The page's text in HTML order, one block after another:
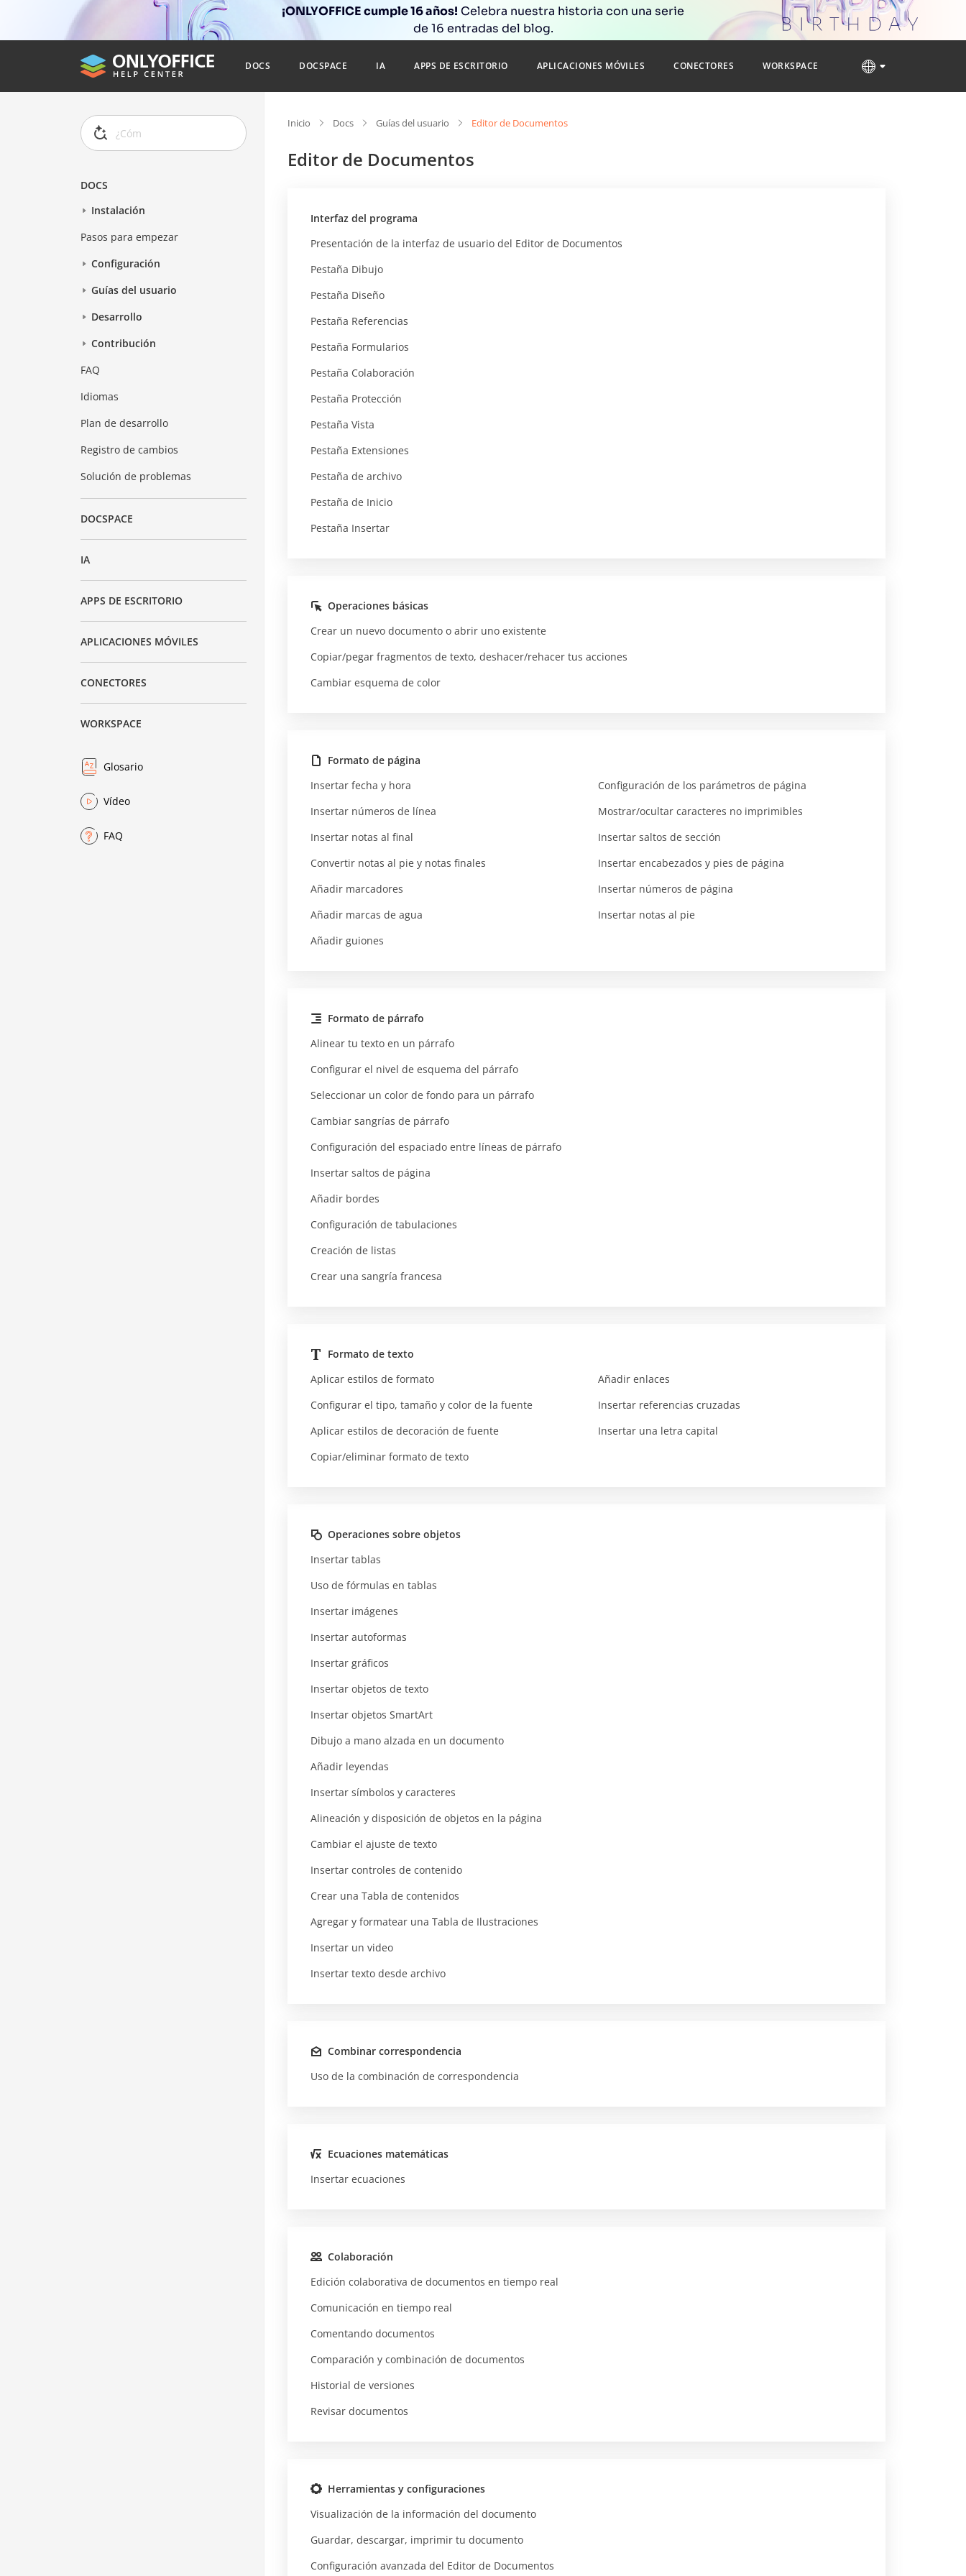
¡ONLYOFFICE cumple 16 años! Celebra nuestra historia con una serie
de 16 entradas del blog.
DOCS DOCSPACE IA APPS DE ESCRITORIO APLICACIONES MÓVILES CONECTORES WORKSPACE
DOCS
Instalación
Pasos para empezar
Configuración
Guías del usuario
Desarrollo
Contribución
FAQ
Idiomas
Plan de desarrollo
Registro de cambios
Solución de problemas
DOCSPACE
IA
APPS DE ESCRITORIO
APLICACIONES MÓVILES
CONECTORES
WORKSPACE
Glosario
Vídeo
FAQ
Inicio Docs Guías del usuario Editor de Documentos
Editor de Documentos
Interfaz del programa
Presentación de la interfaz de usuario del Editor de Documentos
Pestaña Dibujo
Pestaña Diseño
Pestaña Referencias
Pestaña Formularios
Pestaña Colaboración
Pestaña Protección
Pestaña Vista
Pestaña Extensiones
Pestaña de archivo
Pestaña de Inicio
Pestaña Insertar
Operaciones básicas
Crear un nuevo documento o abrir uno existente
Copiar/pegar fragmentos de texto, deshacer/rehacer tus acciones
Cambiar esquema de color
Formato de página
Insertar fecha y hora
Insertar números de línea
Insertar notas al final
Convertir notas al pie y notas finales
Añadir marcadores
Añadir marcas de agua
Añadir guiones
Configuración de los parámetros de página
Mostrar/ocultar caracteres no imprimibles
Insertar saltos de sección
Insertar encabezados y pies de página
Insertar números de página
Insertar notas al pie
Formato de párrafo
Alinear tu texto en un párrafo
Configurar el nivel de esquema del párrafo
Seleccionar un color de fondo para un párrafo
Cambiar sangrías de párrafo
Configuración del espaciado entre líneas de párrafo
Insertar saltos de página
Añadir bordes
Configuración de tabulaciones
Creación de listas
Crear una sangría francesa
Formato de texto
Aplicar estilos de formato
Configurar el tipo, tamaño y color de la fuente
Aplicar estilos de decoración de fuente
Copiar/eliminar formato de texto
Añadir enlaces
Insertar referencias cruzadas
Insertar una letra capital
Operaciones sobre objetos
Insertar tablas
Uso de fórmulas en tablas
Insertar imágenes
Insertar autoformas
Insertar gráficos
Insertar objetos de texto
Insertar objetos SmartArt
Dibujo a mano alzada en un documento
Añadir leyendas
Insertar símbolos y caracteres
Alineación y disposición de objetos en la página
Cambiar el ajuste de texto
Insertar controles de contenido
Crear una Tabla de contenidos
Agregar y formatear una Tabla de Ilustraciones
Insertar un video
Insertar texto desde archivo
Combinar correspondencia
Uso de la combinación de correspondencia
Ecuaciones matemáticas
Insertar ecuaciones
Colaboración
Edición colaborativa de documentos en tiempo real
Comunicación en tiempo real
Comentando documentos
Comparación y combinación de documentos
Historial de versiones
Revisar documentos
Herramientas y configuraciones
Visualización de la información del documento
Guardar, descargar, imprimir tu documento
Configuración avanzada del Editor de Documentos